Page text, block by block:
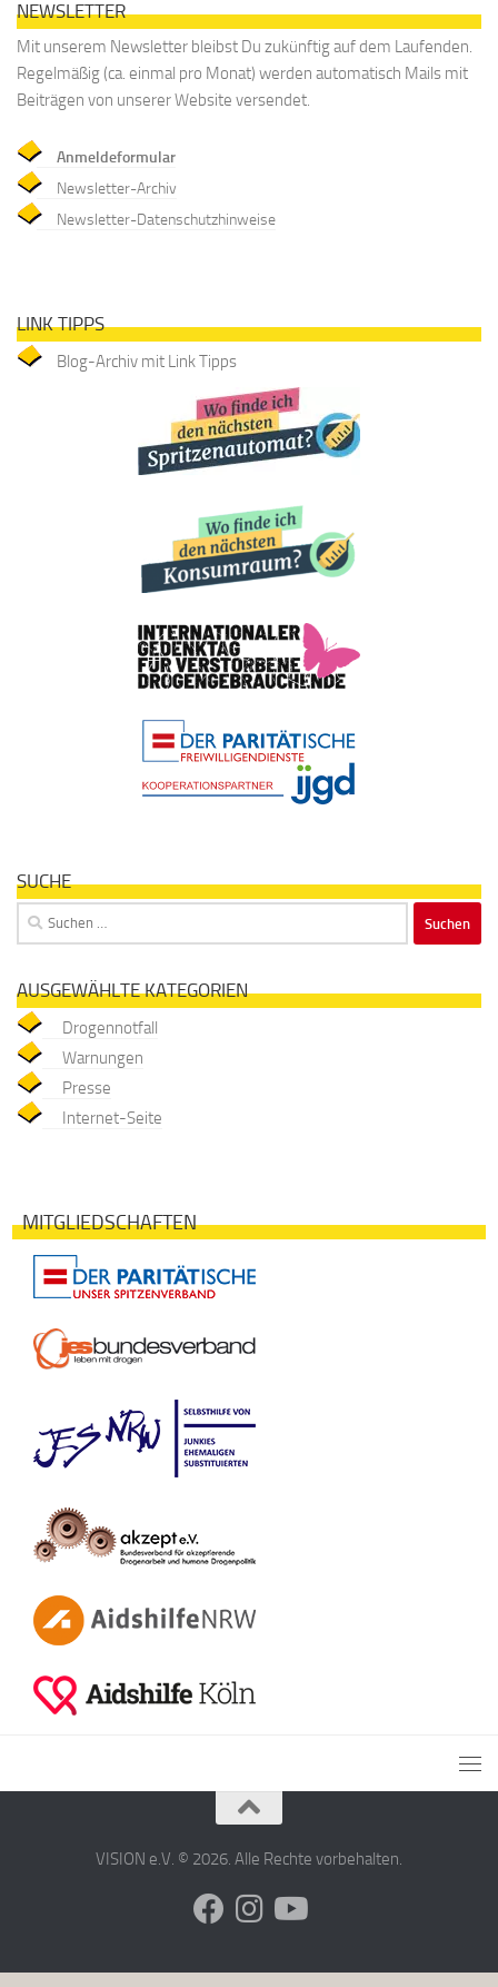
NEWSLETTER
Mit unserem Newsletter bleibst Du zukünftig auf dem Laufenden.
Regelmäßig (ca. einmal pro Monat) werden automatisch Mails mit
Beiträgen von unserer Website versendet.
Anmeldeformular
Newsletter-Archiv
Newsletter-Datenschutzhinweise
LINK TIPPS
Blog-Archiv mit Link Tipps
SUCHE
Suchen
nach:
AUSGEWÄHLTE KATEGORIEN
Drogennotfall
Warnungen
Presse
Internet-Seite
MITGLIEDSCHAFTEN
VISION e.V. © 2026. Alle Rechte vorbehalten.